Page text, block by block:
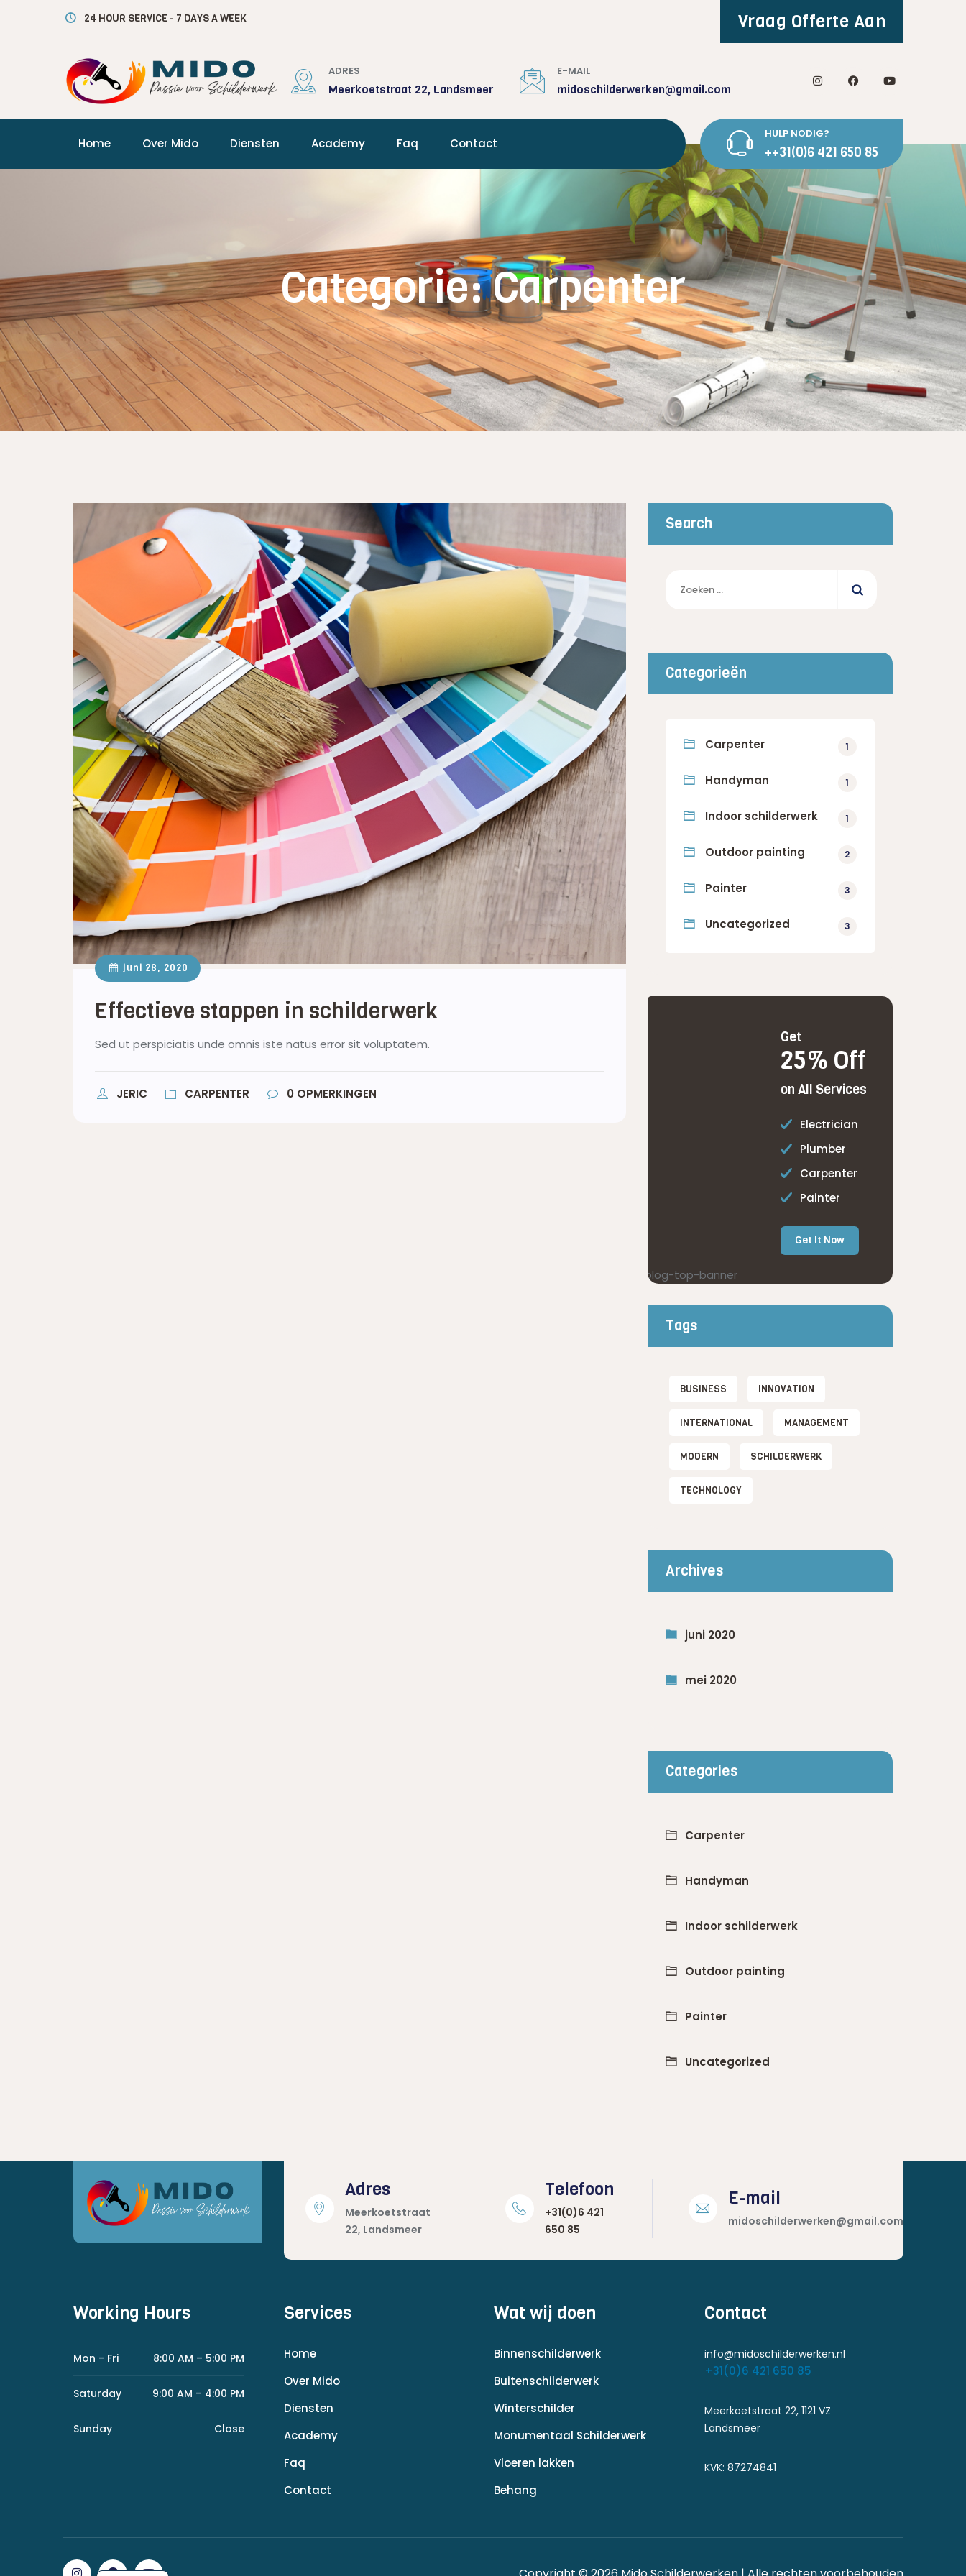
24 HOUR SERVICE - 7 DAYS A WEEK Vraag Offerte Aan
ADRES
Meerkoetstraat 22, Landsmeer
E-MAIL
midoschilderwerken@gmail.com
Home Over Mido Diensten Academy Faq Contact
HULP NODIG?
++31(0)6 421 650 85
Categorie:Carpenter
juni 28, 2020
Effectieve stappen in schilderwerk
Sed ut perspiciatis unde omnis iste natus error sit voluptatem.
JERIC CARPENTER 0 OPMERKINGEN
Search
naar:
Categorieën
Carpenter 1
Handyman 1
Indoor schilderwerk 1
Outdoor painting 2
Painter 3
Uncategorized 3
Get
25% Off
on All Services
Electrician
Plumber
Carpenter
Painter
Get It Now
Tags
BUSINESS INNOVATION
INTERNATIONAL MANAGEMENT
MODERN SCHILDERWERK
TECHNOLOGY
Archives
juni 2020
mei 2020
Categories
Carpenter
Handyman
Indoor schilderwerk
Outdoor painting
Painter
Uncategorized
Adres
Meerkoetstraat
22, Landsmeer
Telefoon
+31(0)6 421
650 85
E-mail
midoschilderwerken@gmail.com
Working Hours
Mon - Fri 8:00 AM – 5:00 PM
Saturday 9:00 AM – 4:00 PM
Sunday Close
Services
Home
Over Mido
Diensten
Academy
Faq
Contact
Wat wij doen
Binnenschilderwerk
Buitenschilderwerk
Winterschilder
Monumentaal Schilderwerk
Vloeren lakken
Behang
Contact
info@midoschilderwerken.nl
+31(0)6 421 650 85
Meerkoetstraat 22, 1121 VZ
Landsmeer
KVK: 87274841